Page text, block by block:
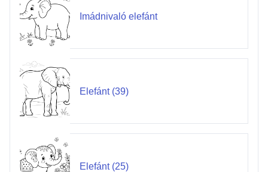
Imádnivaló elefánt
Elefánt (39)
Elefánt (25)